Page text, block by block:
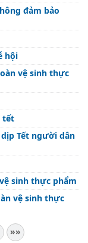
đảm bảo
hội
vệ sinh thực
tết
Tết người dân
sinh thực phẩm
vệ sinh thực
»»